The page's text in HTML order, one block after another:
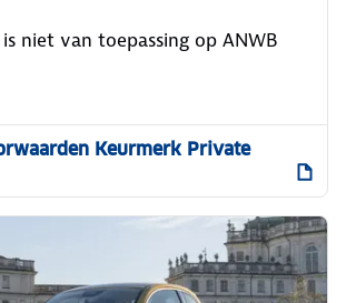
niet van toepassing op ANWB
Keurmerk Private